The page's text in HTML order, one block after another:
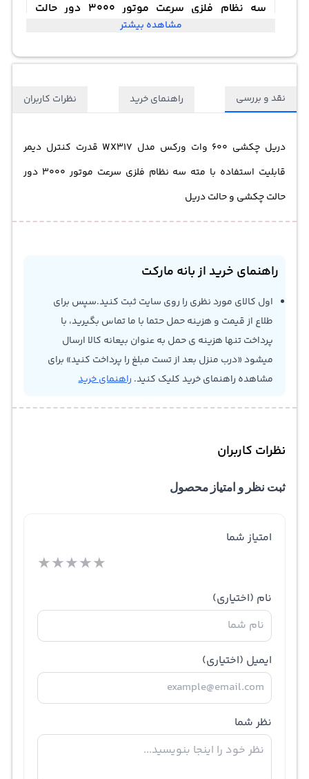
سه نظام فلزی سرعت موتور 3000 دور حالت
مشاهده بیشتر
نقد و بررسی راهنمای خرید نظرات کاربران
دریل چکشی 600 وات ورکس مدل WX317 قدرت کنترل دیمر
قابلیت استفاده با مته‌ سه نظام فلزی سرعت موتور 3000 دور
حالت چکشی و حالت دریل
راهنمای خرید از بانه مارکت
اول کالای مورد نظری را روی سایت ثبت کنید.سپس برای
طلاع از قیمت و هزینه حمل حتما با ما تماس بگیرید، با
پرداخت تنها هزینه ی حمل به عنوان بیعانه کالا ارسال
میشود «درب منزل بعد از تست مبلغ را پرداخت کنید» برای
مشاهده راهنمای خرید کلیک کنید. راهنمای خرید
نظرات کاربران
ثبت نظر و امتیاز محصول
امتیاز شما
★★★★★
نام (اختیاری)
ایمیل (اختیاری)
نظر شما